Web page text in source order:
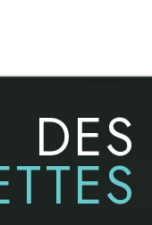
DES